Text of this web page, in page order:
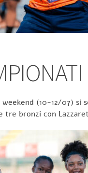
weekend (10-12/07)
tre bronzi con